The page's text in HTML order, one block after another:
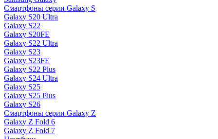
Смартфоны серии Galaxy S
Galaxy S20 Ultra
Galaxy S22
Galaxy S20FE
Galaxy S22 Ultra
Galaxy S23
Galaxy S23FE
Galaxy S22 Plus
Galaxy S24 Ultra
Galaxy S25
Galaxy S25 Plus
Galaxy S26
Смартфоны серии Galaxy Z
Galaxy Z Fold 6
Galaxy Z Fold 7